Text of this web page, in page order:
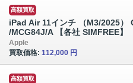
高額買取
iPad Air 11インチ （M3/2025）
/MCG84J/A 【各社 SIMFREE】
Apple
買取価格: 112,000 円
高額買取